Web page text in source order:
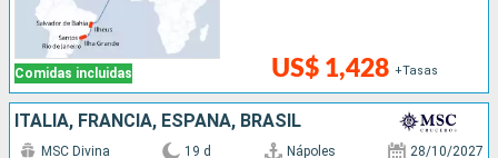
Comidas incluidas US$ 1,428 +Tasas
ITALIA, FRANCIA, ESPAÑA, BRASIL
MSC Divina 19 d Nápoles 28/10/2027